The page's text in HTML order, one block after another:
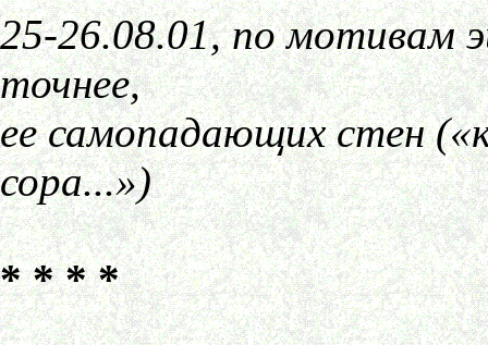
25-26.08.01, по мотивам
точнее,
ее самопадающих стен
сора...»)
* * * *